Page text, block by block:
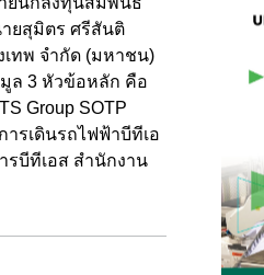
ยสุมิตร ศรีสันติ
ทพ จำกัด (มหาชน)
มูล 3 หัวข้อหลัก คือ
Group SOTP
รเดินรถไฟฟ้าบีทีเอ
รบีทีเอส สำนักงาน